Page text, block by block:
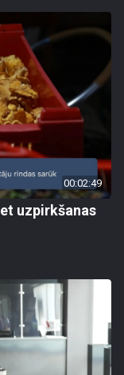
00:02:49
uzpirkšanas